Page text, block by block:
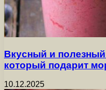
Вкусный и полезный
который подарит
10.12.2025